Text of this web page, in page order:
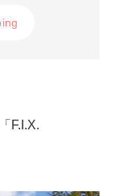
F.I.X.